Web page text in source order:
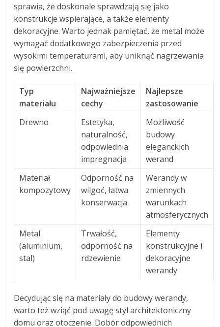
sprawia, że doskonale sprawdzają się jako
konstrukcje wspierające, a także elementy
dekoracyjne. Warto jednak pamiętać, że metal może
wymagać dodatkowego zabezpieczenia przed
wysokimi temperaturami, aby uniknąć nagrzewania
się powierzchni.
Typ
materiału
Najważniejsze
cechy
Najlepsze
zastosowanie
Drewno
Estetyka,
naturalność,
odpowiednia
impregnacja
Możliwość
budowy
eleganckich
werand
Materiał
kompozytowy
Odporność na
wilgoć, łatwa
konserwacja
Werandy w
zmiennych
warunkach
atmosferycznych
Metal
(aluminium,
stal)
Trwałość,
odporność na
rdzewienie
Elementy
konstrukcyjne i
dekoracyjne
werandy
Decydując się na materiały do budowy werandy,
warto też wziąć pod uwagę styl architektoniczny
domu oraz otoczenie. Dobór odpowiednich